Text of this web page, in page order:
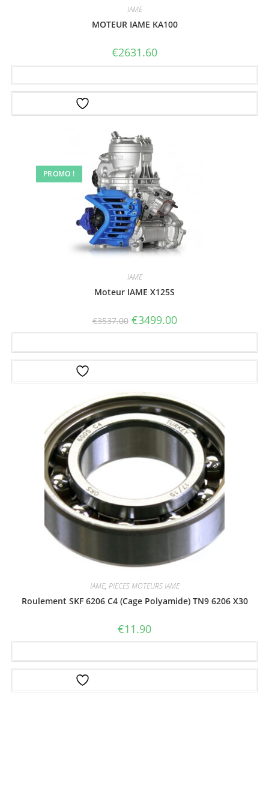
IAME
MOTEUR IAME KA100
€2631.60
PROMO !
IAME
Moteur IAME X125S
€3537.00 €3499.00
IAME, PIECES MOTEURS IAME
Roulement SKF 6206 C4 (Cage Polyamide) TN9 6206 X30
€11.90